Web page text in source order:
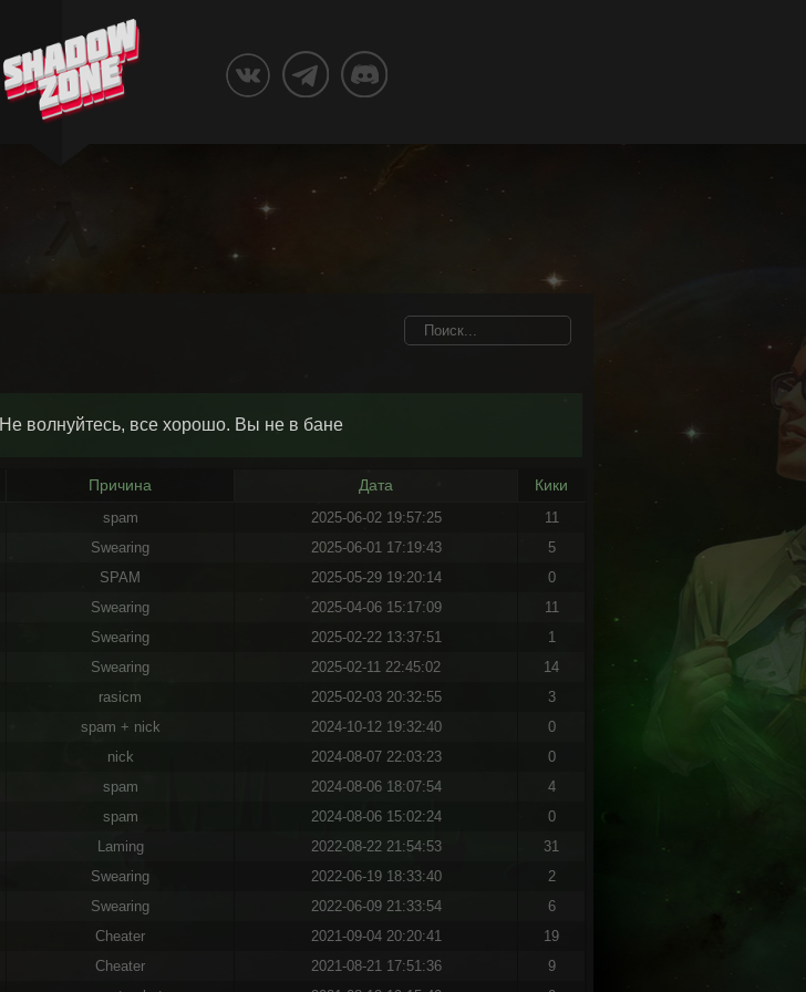
Не волнуйтесь, все хорошо. Вы не в бане
Причина Дата Кики
spam 2025-06-02 19:57:25
11
Swearing 2025-06-01 17:19:43
5
SPAM 2025-05-29 19:20:14
0
Swearing 2025-04-06 15:17:09
11
Swearing 2025-02-22 13:37:51
1
Swearing 2025-02-11 22:45:02
14
rasicm 2025-02-03 20:32:55
3
spam + nick 2024-10-12 19:32:40
0
nick 2024-08-07 22:03:23
0
spam 2024-08-06 18:07:54
4
spam 2024-08-06 15:02:24
0
Laming 2022-08-22 21:54:53
31
Swearing 2022-06-19 18:33:40
2
Swearing 2022-06-09 21:33:54
6
Cheater 2021-09-04 20:20:41
19
Cheater 2021-08-21 17:51:36
9